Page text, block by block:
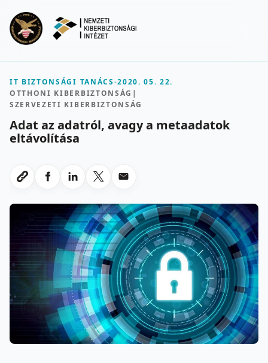
IT BIZTONSÁGI TANÁCS-2020. 05. 22.
OTTHONI KIBERBIZTONSÁG |
SZERVEZETI KIBERBIZTONSÁG
Adat az adatról, avagy a metaadatok
eltávolítása
Link masolasa
Megosztas Facebookon
Megosztas LinkedInen
Megosztas X-en
Megosztas emailben